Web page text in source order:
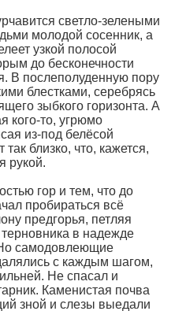
светло-зелеными
молодой сосенник, а
узкой полосой
до бесконечности
В послеполуденную пору
блестками, серебрясь
зыбкого горизонта. А
кого-то, угрюмо
из-под белёсой
близко, что, кажется,
рукой.
гор и тем, что до
пробираться всё
предгорья, петляя
в надежде
самодовлеющие
с каждым шагом,
Не спасал и
Каменистая почва
зной и слезы выедали